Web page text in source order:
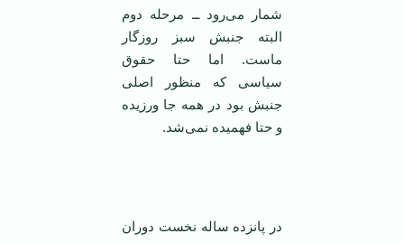
شمار می‌رود ــ مرحله دوم
البته جنبش سبز روزگار
ماست. اما حتا حقوق
سیاسی که منظور اصلی
جنبش بود در همه جا ورزیده
و حتا فهمیده نمی‌شد.
در پانزده ساله نخست دوران